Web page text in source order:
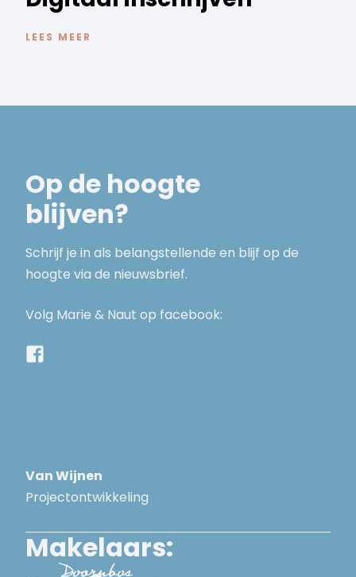
LEES MEER
Op de hoogte
blijven?
Schrijf je in als belangstellende en blijf op de
hoogte via de nieuwsbrief.
Volg Marie & Naut op facebook:
Van Wijnen
Projectontwikkeling
Makelaars: